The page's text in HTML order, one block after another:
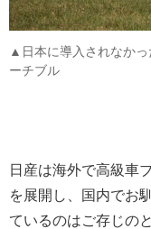
▲日本に導入されなか
ーチブル
日産は海外で高級車
を展開し、国内でお
ているのはご存じの